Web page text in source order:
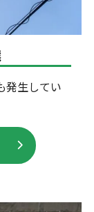
発生してい